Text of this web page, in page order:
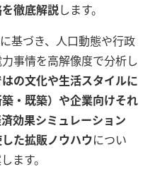
徹底解説します。
基づき、人口動態や行政
事情を高解像度で分析し
の文化や生活スタイルに
・既築）や企業向けそれ
効果シミュレーション
た拡販ノウハウについ
ます。